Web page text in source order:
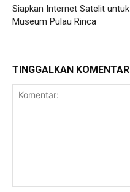
Siapkan Internet Satelit untuk
Museum Pulau Rinca
TINGGALKAN KOMENTAR